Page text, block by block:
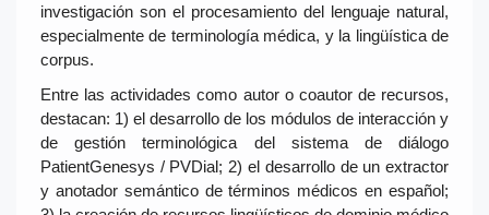
investigación son el procesamiento del lenguaje natural,
especialmente de terminología médica, y la lingüística de
corpus.
Entre las actividades como autor o coautor de recursos,
destacan: 1) el desarrollo de los módulos de interacción y
de gestión terminológica del sistema de diálogo
PatientGenesys / PVDial; 2) el desarrollo de un extractor
y anotador semántico de términos médicos en español;